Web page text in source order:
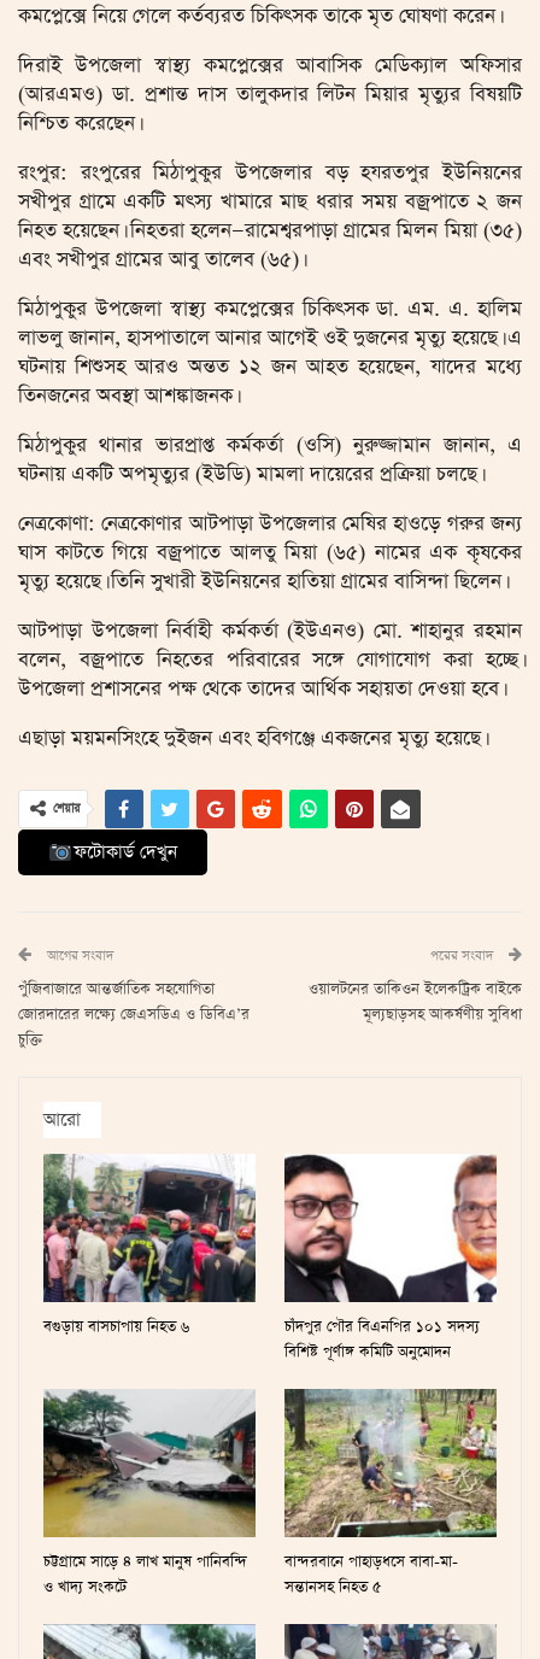
কমপ্লেক্সে নিয়ে গেলে কর্তব্যরত চিকিৎসক তাকে মৃত ঘোষণা করেন।
দিরাই উপজেলা স্বাস্থ্য কমপ্লেক্সের আবাসিক মেডিক্যাল অফিসার
(আরএমও) ডা. প্রশান্ত দাস তালুকদার লিটন মিয়ার মৃত্যুর বিষয়টি
নিশ্চিত করেছেন।
রংপুর: রংপুরের মিঠাপুকুর উপজেলার বড় হযরতপুর ইউনিয়নের
সখীপুর গ্রামে একটি মৎস্য খামারে মাছ ধরার সময় বজ্রপাতে ২ জন
নিহত হয়েছেন। নিহতরা হলেন—রামেশ্বরপাড়া গ্রামের মিলন মিয়া (৩৫)
এবং সখীপুর গ্রামের আবু তালেব (৬৫)।
মিঠাপুকুর উপজেলা স্বাস্থ্য কমপ্লেক্সের চিকিৎসক ডা. এম. এ. হালিম
লাভলু জানান, হাসপাতালে আনার আগেই ওই দুজনের মৃত্যু হয়েছে। এ
ঘটনায় শিশুসহ আরও অন্তত ১২ জন আহত হয়েছেন, যাদের মধ্যে
তিনজনের অবস্থা আশঙ্কাজনক।
মিঠাপুকুর থানার ভারপ্রাপ্ত কর্মকর্তা (ওসি) নুরুজ্জামান জানান, এ
ঘটনায় একটি অপমৃত্যুর (ইউডি) মামলা দায়েরের প্রক্রিয়া চলছে।
নেত্রকোণা: নেত্রকোণার আটপাড়া উপজেলার মেষির হাওড়ে গরুর জন্য
ঘাস কাটতে গিয়ে বজ্রপাতে আলতু মিয়া (৬৫) নামের এক কৃষকের
মৃত্যু হয়েছে। তিনি সুখারী ইউনিয়নের হাতিয়া গ্রামের বাসিন্দা ছিলেন।
আটপাড়া উপজেলা নির্বাহী কর্মকর্তা (ইউএনও) মো. শাহানুর রহমান
বলেন, বজ্রপাতে নিহতের পরিবারের সঙ্গে যোগাযোগ করা হচ্ছে।
উপজেলা প্রশাসনের পক্ষ থেকে তাদের আর্থিক সহায়তা দেওয়া হবে।
এছাড়া ময়মনসিংহে দুইজন এবং হবিগঞ্জে একজনের মৃত্যু হয়েছে।
শেয়ার
ফটোকার্ড দেখুন
আগের সংবাদ
পুঁজিবাজারে আন্তর্জাতিক সহযোগিতা
জোরদারের লক্ষ্যে জেএসডিএ ও ডিবিএ’র
চুক্তি
পরের সংবাদ
ওয়ালটনের তাকিওন ইলেকট্রিক বাইকে
মূল্যছাড়সহ আকর্ষণীয় সুবিধা
আরো
বগুড়ায় বাসচাপায় নিহত ৬
চাঁদপুর পৌর বিএনপির ১০১ সদস্য
বিশিষ্ট পূর্ণাঙ্গ কমিটি অনুমোদন
চট্টগ্রামে সাড়ে ৪ লাখ মানুষ পানিবন্দি
ও খাদ্য সংকটে
বান্দরবানে পাহাড়ধসে বাবা-মা-
সন্তানসহ নিহত ৫